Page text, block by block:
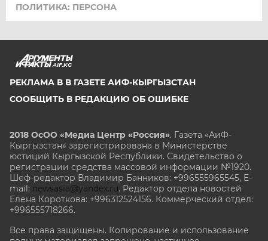
ПОЛИТИКА: ПЕРСОНА
AIF.KG
РЕКЛАМА В В ГАЗЕТЕ АИФ-КЫРГЫЗСТАН
СООБЩИТЬ В РЕДАКЦИЮ ОБ ОШИБКЕ
2018 ОсОО «Медиа Центр «Россия». Газета «АиФ-
Кыргызстан» зарегистрирована в Министерстве
юстиций Кыргызской Республики. Свидетельство о
регистрации средства массовой информации №1920.
Шеф-редактор Владимир Банников: +996555965545, E-
mail: newsasia@yandex.ru. Редактор отдела новостей
Елена Короткова: +996312524156. Коммерческий отдел:
+996555718266.
Все права защищены. Копирование и использование